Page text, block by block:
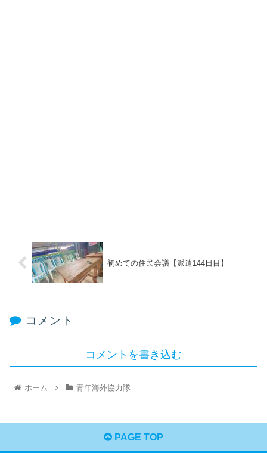
初めての住民会議【派遣144日目】
コメント
コメントを書き込む
ホーム 青年海外協力隊
PAGE TOP